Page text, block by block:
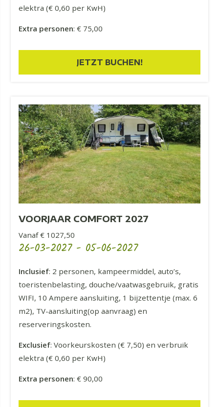
elektra (€ 0,60 per KwH)
Extra personen: € 75,00
JETZT BUCHEN!
VOORJAAR COMFORT 2027
Vanaf € 1027,50
26-03-2027 - 05-06-2027
Inclusief: 2 personen, kampeermiddel, auto’s,
toeristenbelasting, douche/vaatwasgebruik, gratis
WIFI, 10 Ampere aansluiting, 1 bijzettentje (max. 6
m2), TV-aansluiting(op aanvraag) en
reserveringskosten.
Exclusief: Voorkeurskosten (€ 7,50) en verbruik
elektra (€ 0,60 per KwH)
Extra personen: € 90,00